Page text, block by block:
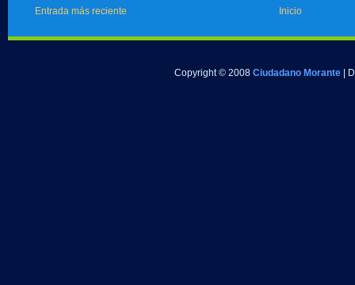
Entrada más reciente Inicio
Copyright © 2008 Ciudadano Morante |